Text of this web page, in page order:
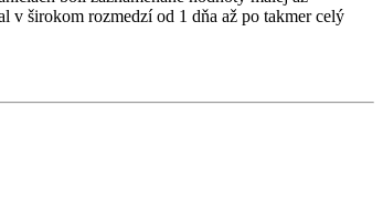
v širokom rozmedzí od 1 dňa až po takmer celý